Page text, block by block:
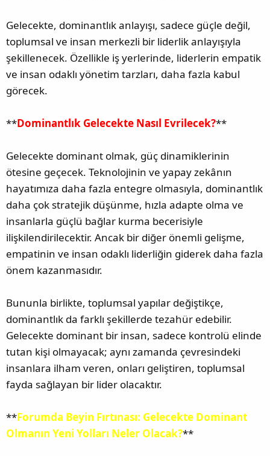
Gelecekte, dominantlık anlayışı, sadece güçle değil,
toplumsal ve insan merkezli bir liderlik anlayışıyla
şekillenecek. Özellikle iş yerlerinde, liderlerin empatik
ve insan odaklı yönetim tarzları, daha fazla kabul
görecek.
**Dominantlık Gelecekte Nasıl Evrilecek?**
Gelecekte dominant olmak, güç dinamiklerinin
ötesine geçecek. Teknolojinin ve yapay zekânın
hayatımıza daha fazla entegre olmasıyla, dominantlık
daha çok stratejik düşünme, hızla adapte olma ve
insanlarla güçlü bağlar kurma becerisiyle
ilişkilendirilecektir. Ancak bir diğer önemli gelişme,
empatinin ve insan odaklı liderliğin giderek daha fazla
önem kazanmasıdır.
Bununla birlikte, toplumsal yapılar değiştikçe,
dominantlık da farklı şekillerde tezahür edebilir.
Gelecekte dominant bir insan, sadece kontrolü elinde
tutan kişi olmayacak; aynı zamanda çevresindeki
insanlara ilham veren, onları geliştiren, toplumsal
fayda sağlayan bir lider olacaktır.
**Forumda Beyin Fırtınası: Gelecekte Dominant
Olmanın Yeni Yolları Neler Olacak?**